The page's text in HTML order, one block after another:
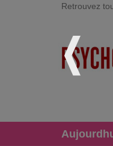
Retrouvez